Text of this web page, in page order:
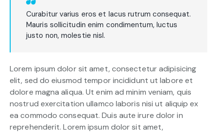
Curabitur varius eros et lacus rutrum consequat.
Mauris sollicitudin enim condimentum, luctus
justo non, molestie nisl.
Lorem ipsum dolor sit amet, consectetur adipisicing
elit, sed do eiusmod tempor incididunt ut labore et
dolore magna aliqua. Ut enim ad minim veniam, quis
nostrud exercitation ullamco laboris nisi ut aliquip ex
ea commodo consequat. Duis aute irure dolor in
reprehenderit. Lorem ipsum dolor sit amet,